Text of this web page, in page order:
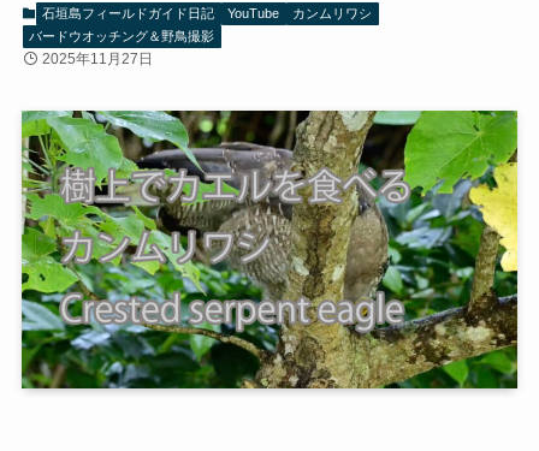
石垣島フィールドガイド日記 YouTube
カンムリワシ
バードウオッチング＆野鳥撮影
2025年11月27日